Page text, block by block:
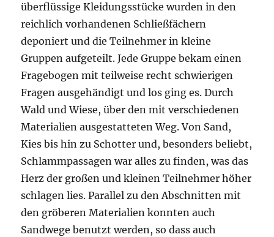
überflüssige Kleidungsstücke wurden in den
reichlich vorhandenen Schließfächern
deponiert und die Teilnehmer in kleine
Gruppen aufgeteilt. Jede Gruppe bekam einen
Fragebogen mit teilweise recht schwierigen
Fragen ausgehändigt und los ging es. Durch
Wald und Wiese, über den mit verschiedenen
Materialien ausgestatteten Weg. Von Sand,
Kies bis hin zu Schotter und, besonders beliebt,
Schlammpassagen war alles zu finden, was das
Herz der großen und kleinen Teilnehmer höher
schlagen lies. Parallel zu den Abschnitten mit
den gröberen Materialien konnten auch
Sandwege benutzt werden, so dass auch